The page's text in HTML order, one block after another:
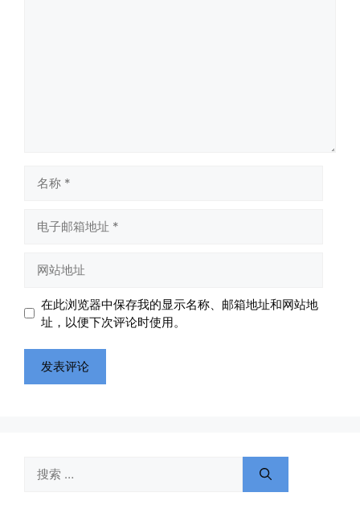
址
址
在此浏览器中保存我的显示名称、邮箱地址和网站地
址，以便下次评论时使用。
索：